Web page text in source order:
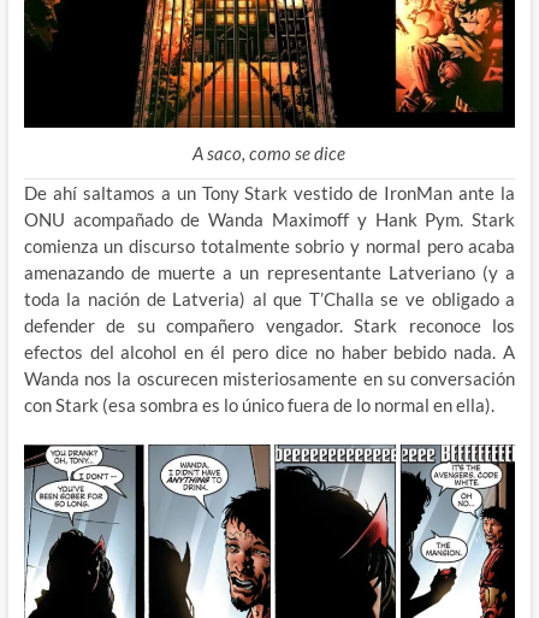
A saco, como se dice
De ahí saltamos a un Tony Stark vestido de IronMan ante la
ONU acompañado de Wanda Maximoff y Hank Pym. Stark
comienza un discurso totalmente sobrio y normal pero acaba
amenazando de muerte a un representante Latveriano (y a
toda la nación de Latveria) al que T’Challa se ve obligado a
defender de su compañero vengador. Stark reconoce los
efectos del alcohol en él pero dice no haber bebido nada. A
Wanda nos la oscurecen misteriosamente en su conversación
con Stark (esa sombra es lo único fuera de lo normal en ella).